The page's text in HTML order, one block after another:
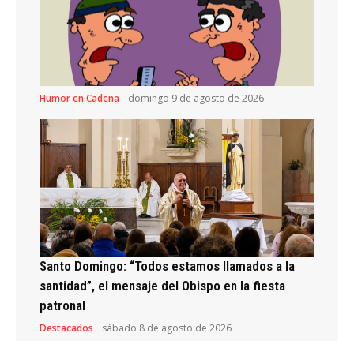
Humor en Cadena domingo 9 de agosto de 2026
Santo Domingo: “Todos estamos llamados a la
santidad”, el mensaje del Obispo en la fiesta
patronal
Destacados sábado 8 de agosto de 2026